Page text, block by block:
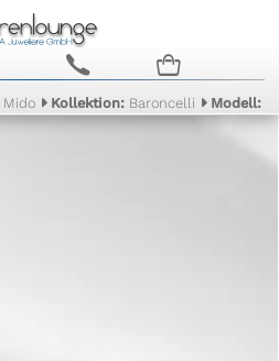
c n
Mido Kollektion: Baroncelli Modell: